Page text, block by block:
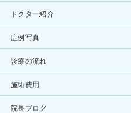
ドクター紹介
症例写真
診療の流れ
施術費用
院長ブログ